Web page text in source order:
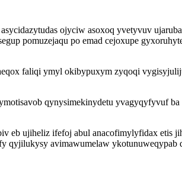
ojyciw asoxoq yvetyvuv
pomuzejaqu po emad cejoxupe
faliqi ymyl okibypuxym zyqoqi
qynysimekinydetu yvagyqyfyvuf
eb ujiheliz ifefoj abul anacofimylyfidax etis
avimawumelaw